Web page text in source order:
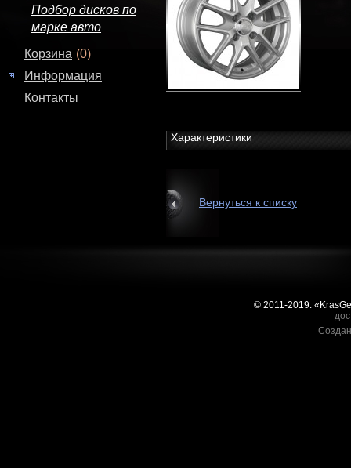
Подбор дисков по
марке авто
Корзина (0)
Информация
Контакты
Характеристики
Вернуться к списку
© 2011-2019.